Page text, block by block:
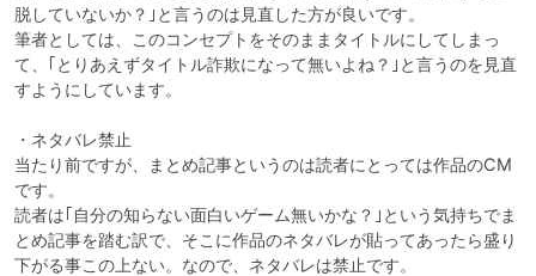
脱していないか？｣と言うのは見直した方が良いです。
筆者としては、このコンセプトをそのままタイトルにしてしまっ
て、｢とりあえずタイトル詐欺になって無いよね？｣と言うのを見直
すようにしています。
・ネタバレ禁止
当たり前ですが、まとめ記事というのは読者にとっては作品のCM
です。
読者は｢自分の知らない面白いゲーム無いかな？｣という気持ちでま
とめ記事を踏む訳で、そこに作品のネタバレが貼ってあったら盛り
下がる事この上ない。なので、ネタバレは禁止です。